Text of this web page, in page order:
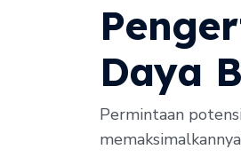
Daya
Permintaan